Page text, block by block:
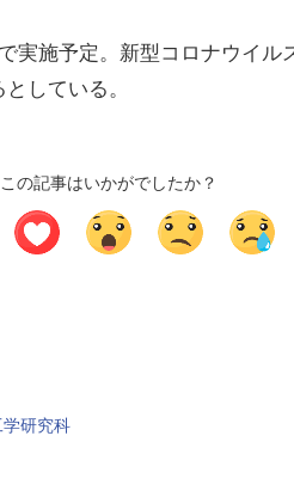
施予定。新型コロナウイル
している。
この記事はいかがでしたか？
研究科